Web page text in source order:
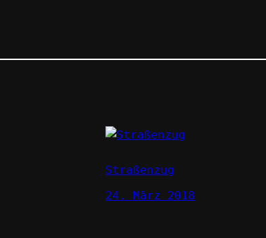
Straßenzug
24. März 2018